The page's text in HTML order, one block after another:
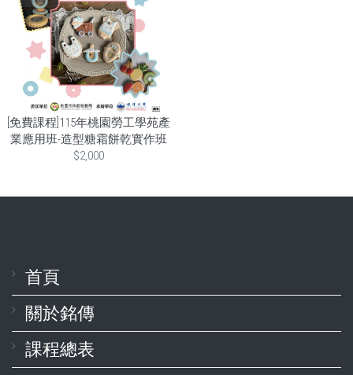
[免費課程]115年桃園勞工學苑產
業應用班-造型糖霜餅乾實作班
$2,000
首頁
關於銘傳
課程總表